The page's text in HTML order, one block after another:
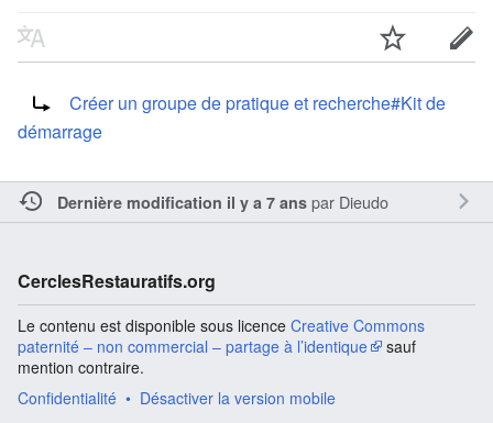
Créer un groupe de pratique et recherche#Kit de
démarrage
Dernière modification il y a 7 anspar Dieudo
CerclesRestauratifs.org
Le contenu est disponible sous licence Creative Commons
paternité – non commercial – partage à l’identique
sauf
mention contraire.
Confidentialité
Désactiver la version mobile